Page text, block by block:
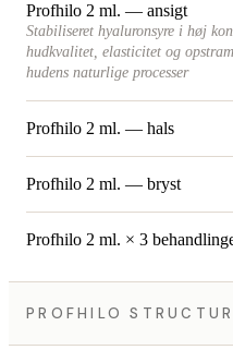
Profhilo 2 ml. — ansigt
Stabiliseret hyaluronsyre i høj
hudkvalitet, elasticitet og
hudens naturlige processer
Profhilo 2 ml. — hals
Profhilo 2 ml. — bryst
Profhilo 2 ml. × 3
PROFHILO